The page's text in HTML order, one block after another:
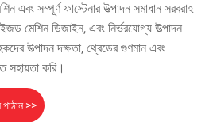
এবং সম্পূর্ণ ফাস্টেনার উত্পাদন সমাধান সরবরাহ
মেশিন ডিজাইন, এবং নির্ভরযোগ্য উত্পাদন
উত্পাদন দক্ষতা, থ্রেডের গুণমান এবং
সহায়তা করি।
>>